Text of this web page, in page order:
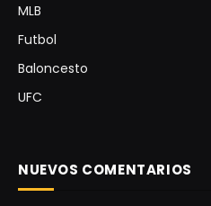
MLB
Futbol
Baloncesto
UFC
NUEVOS COMENTARIOS